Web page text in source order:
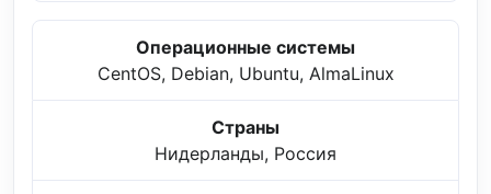
Операционные системы
CentOS, Debian, Ubuntu, AlmaLinux
Страны
Нидерланды, Россия